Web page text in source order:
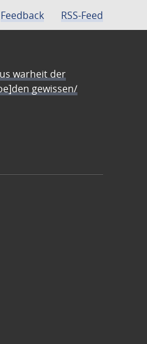
Feedback RSS-Feed
warheit der
gewissen/